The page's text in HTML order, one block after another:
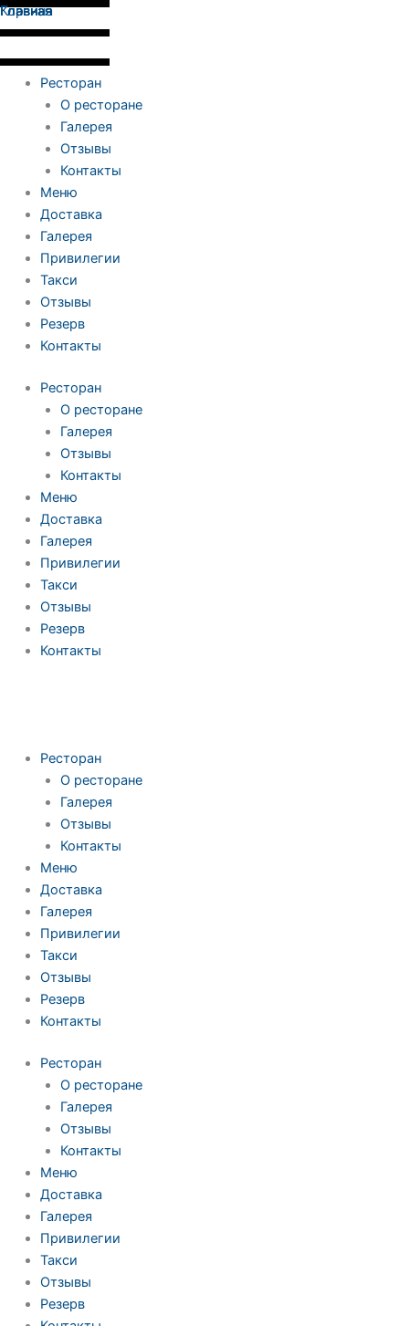
Перейти
к
Ресторан
О ресторане
Галерея
Отзывы
Контакты
Меню
Доставка
Галерея
Привилегии
Такси
Отзывы
Резерв
Контакты
Ресторан
О ресторане
Галерея
Отзывы
Контакты
Меню
Доставка
Галерея
Привилегии
Такси
Отзывы
Резерв
Контакты
Главная
Ресторан
О ресторане
Галерея
Отзывы
Контакты
Меню
Доставка
Галерея
Привилегии
Такси
Отзывы
Резерв
Контакты
Ресторан
О ресторане
Галерея
Отзывы
Контакты
Меню
Доставка
Галерея
Привилегии
Такси
Отзывы
Резерв
Количество
товара
хэнд-
ролла
гребешком
форелью
Главная
Корзина
Главная